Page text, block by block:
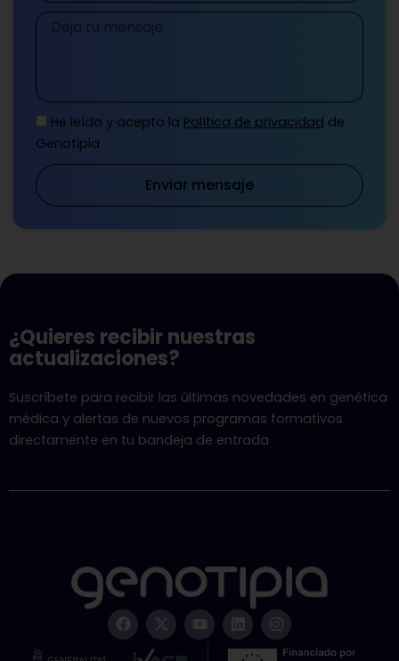
Mensaje
He leído y acepto la Política de privacidad de
Genotipia
Enviar mensaje
¿Quieres recibir nuestras
actualizaciones?
Suscríbete para recibir las últimas novedades en genética
médica y alertas de nuevos programas formativos
directamente en tu bandeja de entrada
F
a
c
X
-
t
Y
o
u
L
i
n
I
n
s